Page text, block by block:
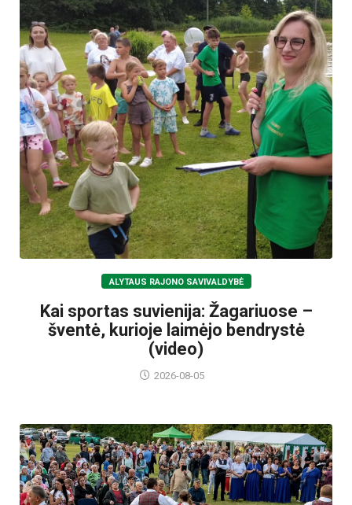
ALYTAUS RAJONO SAVIVALDYBĖ
Kai sportas suvienija: Žagariuose –
šventė, kurioje laimėjo bendrystė
(video)
2026-08-05